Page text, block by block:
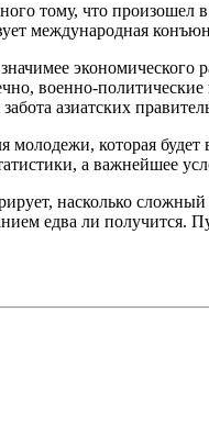
тому, что
международная
военно-
азиатских
которая
а важнейшее
насколько
едва ли получится.